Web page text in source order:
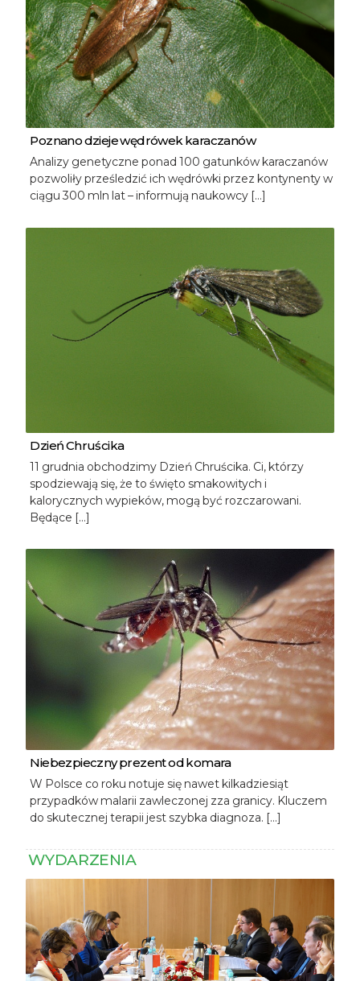
Poznano dzieje wędrówek karaczanów
Analizy genetyczne ponad 100 gatunków karaczanów
pozwoliły prześledzić ich wędrówki przez kontynenty w
ciągu 300 mln lat – informują naukowcy […]
Dzień Chruścika
11 grudnia obchodzimy Dzień Chruścika. Ci, którzy
spodziewają się, że to święto smakowitych i
kalorycznych wypieków, mogą być rozczarowani.
Będące […]
Niebezpieczny prezent od komara
W Polsce co roku notuje się nawet kilkadziesiąt
przypadków malarii zawleczonej zza granicy. Kluczem
do skutecznej terapii jest szybka diagnoza. […]
WYDARZENIA